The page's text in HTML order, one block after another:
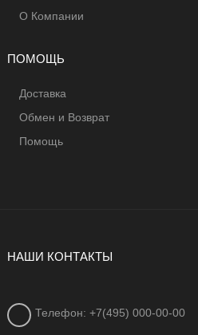
О Компании
ПОМОЩЬ
Доставка
Обмен и Возврат
Помощь
НАШИ КОНТАКТЫ
Телефон: +7(495) 000-00-00